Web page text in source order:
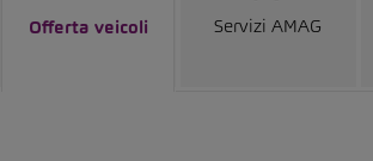
Offerta veicoli Servizi AMAG